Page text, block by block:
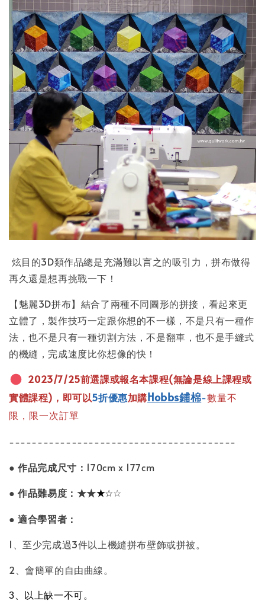
炫目的3D類作品總是充滿難以言之的吸引力，拼布做得
再久還是想再挑戰一下！
【魅麗3D拼布】結合了兩種不同圖形的拼接，看起來更
立體了，製作技巧一定跟你想的不一樣，不是只有一種作
法，也不是只有一種切割方法，不是翻車，也不是手縫式
的機縫，完成速度比你想像的快！
2023/7/25前選課或報名本課程(無論是線上課程或
實體課程)，即可以5折優惠加購Hobbs鋪棉-數量不
限，限一次訂單
----------------------------------------
● 作品完成尺寸： 170cm x 177cm
● 作品難易度：★★★☆☆
● 適合學習者：
1、至少完成過3件以上機縫拼布壁飾或拼被。
2、會簡單的自由曲線。
3、以上缺一不可。